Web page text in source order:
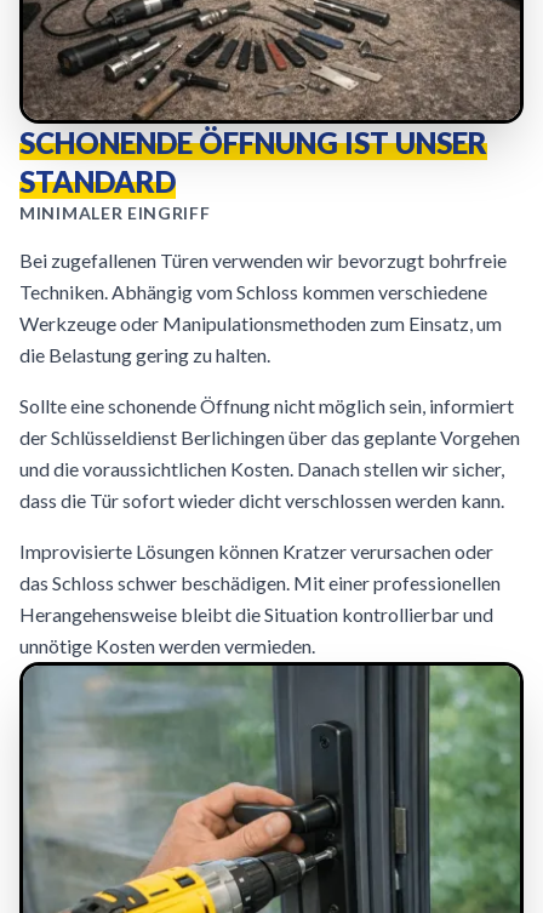
SCHONENDE ÖFFNUNG IST UNSER
STANDARD
MINIMALER EINGRIFF
Bei zugefallenen Türen verwenden wir bevorzugt bohrfreie
Techniken. Abhängig vom Schloss kommen verschiedene
Werkzeuge oder Manipulationsmethoden zum Einsatz, um
die Belastung gering zu halten.
Sollte eine schonende Öffnung nicht möglich sein, informiert
der Schlüsseldienst Berlichingen über das geplante Vorgehen
und die voraussichtlichen Kosten. Danach stellen wir sicher,
dass die Tür sofort wieder dicht verschlossen werden kann.
Improvisierte Lösungen können Kratzer verursachen oder
das Schloss schwer beschädigen. Mit einer professionellen
Herangehensweise bleibt die Situation kontrollierbar und
unnötige Kosten werden vermieden.